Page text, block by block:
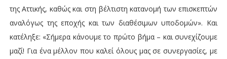
της Αττικής, καθώς και στη βέλτιστη κατανομή των επισκεπτών
αναλόγως της εποχής και των διαθέσιμων υποδομών». Και
κατέληξε: «Σήμερα κάνουμε το πρώτο βήμα – και συνεχίζουμε
μαζί! Για ένα μέλλον που καλεί όλους μας σε συνεργασίες, με